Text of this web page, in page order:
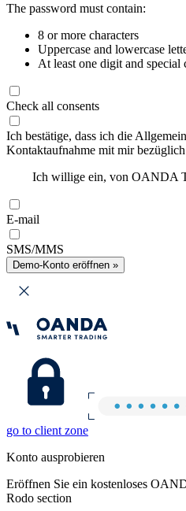
The password must contain:
8 or more characters
Uppercase and lowercase
At least one digit and special
Check all consents
Ich bestätige, dass ich die
Kontaktaufnahme mit mir
Ich willige ein, von OANDA
E-mail
SMS/MMS
Demo-Konto eröffnen »
go to client zone
Konto ausprobieren
Eröffnen Sie ein kostenloses
Rodo section